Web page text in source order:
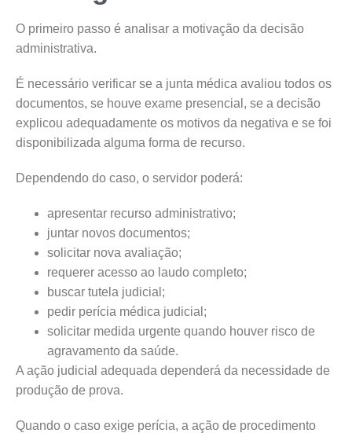
O primeiro passo é analisar a motivação da decisão
administrativa.
É necessário verificar se a junta médica avaliou todos os
documentos, se houve exame presencial, se a decisão
explicou adequadamente os motivos da negativa e se foi
disponibilizada alguma forma de recurso.
Dependendo do caso, o servidor poderá:
apresentar recurso administrativo;
juntar novos documentos;
solicitar nova avaliação;
requerer acesso ao laudo completo;
buscar tutela judicial;
pedir perícia médica judicial;
solicitar medida urgente quando houver risco de
agravamento da saúde.
A ação judicial adequada dependerá da necessidade de
produção de prova.
Quando o caso exige perícia, a ação de procedimento